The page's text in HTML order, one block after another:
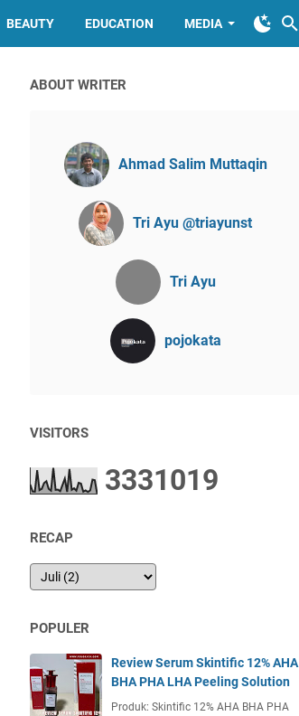
BEAUTY EDUCATION MEDIA
ABOUT WRITER
Ahmad Salim Muttaqin
Tri Ayu @triayunst
Tri Ayu
pojokata
VISITORS
3331019
RECAP
POPULER
Review Serum Skintific 12% AHA
BHA PHA LHA Peeling Solution
Produk: Skintific 12% AHA BHA PHA